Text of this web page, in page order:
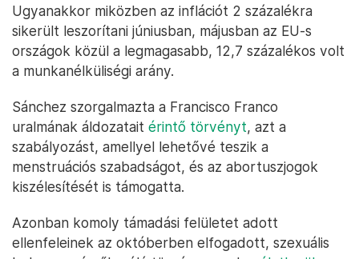
Ugyanakkor miközben az inflációt 2 százalékra
sikerült leszorítani júniusban, májusban az EU-s
országok közül a legmagasabb, 12,7 százalékos volt
a munkanélküliségi arány.
Sánchez szorgalmazta a Francisco Franco
uralmának áldozatait érintő törvényt, azt a
szabályozást, amellyel lehetővé teszik a
menstruációs szabadságot, és az abortuszjogok
kiszélesítését is támogatta.
Azonban komoly támadási felületet adott
ellenfeleinek az októberben elfogadott, szexuális